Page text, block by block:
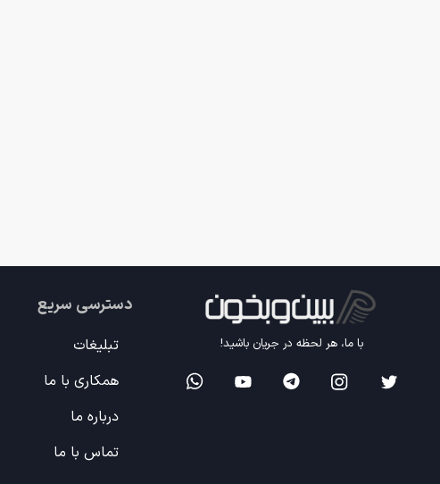
با ما، هر لحظه در جریان باشید!
دسترسی سریع
تبلیغات
همکاری با ما
درباره ما
تماس با ما